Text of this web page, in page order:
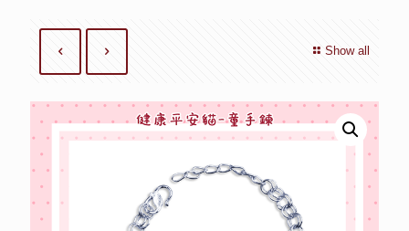
Show all